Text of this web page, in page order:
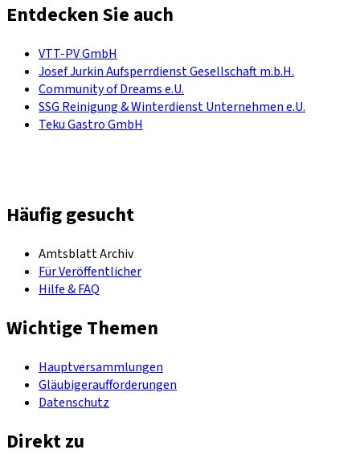
Entdecken Sie auch
VTT-PV GmbH
Josef Jurkin Aufsperrdienst Gesellschaft m.b.H.
Community of Dreams e.U.
SSG Reinigung & Winterdienst Unternehmen e.U.
Teku Gastro GmbH
Häufig gesucht
Amtsblatt Archiv
Für Veröffentlicher
Hilfe & FAQ
Wichtige Themen
Hauptversammlungen
Gläubigeraufforderungen
Datenschutz
Direkt zu